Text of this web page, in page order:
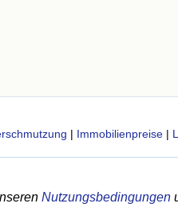
| Immobilienpreise |
Nutzungsbedingungen